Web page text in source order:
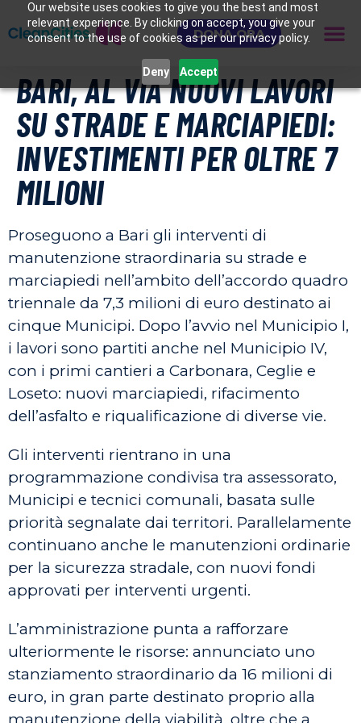
Our website uses cookies to give you the best and most
relevant experience. By clicking on accept, you give your
consent to the use of cookies as per our privacy policy.
Deny Accept
DONA ORA
BARI, AL VIA NUOVI LAVORI
SU STRADE E MARCIAPIEDI:
INVESTIMENTI PER OLTRE 7
MILIONI
Proseguono a Bari gli interventi di
manutenzione straordinaria su strade e
marciapiedi nell’ambito dell’accordo quadro
triennale da 7,3 milioni di euro destinato ai
cinque Municipi. Dopo l’avvio nel Municipio I,
i lavori sono partiti anche nel Municipio IV,
con i primi cantieri a Carbonara, Ceglie e
Loseto: nuovi marciapiedi, rifacimento
dell’asfalto e riqualificazione di diverse vie.
Gli interventi rientrano in una
programmazione condivisa tra assessorato,
Municipi e tecnici comunali, basata sulle
priorità segnalate dai territori. Parallelamente
continuano anche le manutenzioni ordinarie
per la sicurezza stradale, con nuovi fondi
approvati per interventi urgenti.
L’amministrazione punta a rafforzare
ulteriormente le risorse: annunciato uno
stanziamento straordinario da 16 milioni di
euro, in gran parte destinato proprio alla